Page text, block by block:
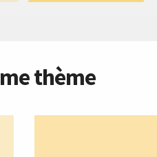
thème